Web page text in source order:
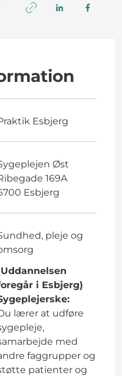
Esbjerg
Øst
169A
Esbjerg
pleje og
i Esbjerg)
lærer at udføre
med
faggrupper og
patienter og